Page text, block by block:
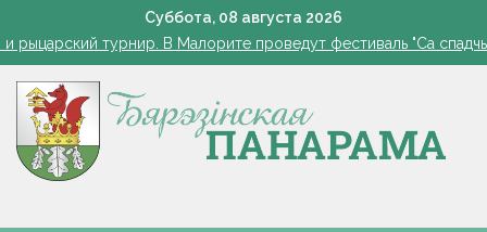
Суббота, 08 августа 2026
Как часто нужно измерять сахар в крови, рассказала
рыцарский турнир. В Малорите проведут фестиваль "Са
Одна ночь - и грядки чистые: ловушка для слизней из яичных
в Беларуси в выходные: местами кратковременные дожди,
Как часто нужно измерять сахар в крови, рассказала